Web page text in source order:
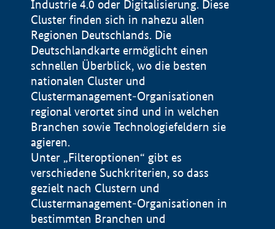
Industrie 4.0 oder Digitalisierung. Diese
Cluster finden sich in nahezu allen
Regionen Deutschlands. Die
Deutschlandkarte ermöglicht einen
schnellen Überblick, wo die besten
nationalen Cluster und
Clustermanagement-Organisationen
regional verortet sind und in welchen
Branchen sowie Technologiefeldern sie
agieren.
Unter „Filteroptionen“ gibt es
verschiedene Suchkriterien, so dass
gezielt nach Clustern und
Clustermanagement-Organisationen in
bestimmten Branchen und
Impressum
Datenschutzerklärung
BMWE, 2026 ©
100 km © Geobasis-DE / BKG 2015